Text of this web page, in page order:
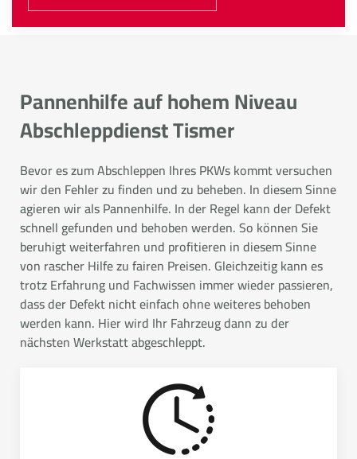
Pannenhilfe auf hohem Niveau
Abschleppdienst Tismer
Bevor es zum Abschleppen Ihres PKWs kommt versuchen
wir den Fehler zu finden und zu beheben. In diesem Sinne
agieren wir als Pannenhilfe. In der Regel kann der Defekt
schnell gefunden und behoben werden. So können Sie
beruhigt weiterfahren und profitieren in diesem Sinne
von rascher Hilfe zu fairen Preisen. Gleichzeitig kann es
trotz Erfahrung und Fachwissen immer wieder passieren,
dass der Defekt nicht einfach ohne weiteres behoben
werden kann. Hier wird Ihr Fahrzeug dann zu der
nächsten Werkstatt abgeschleppt.